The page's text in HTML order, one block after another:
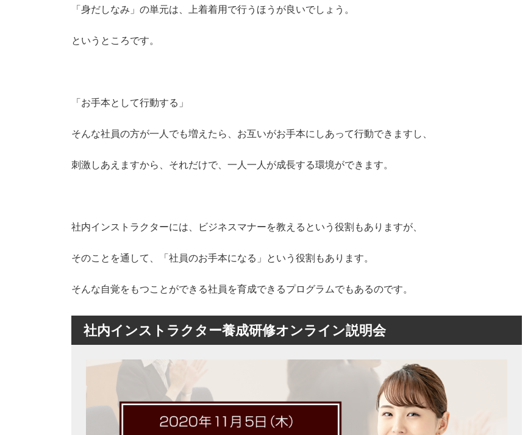
「身だしなみ」の単元は、上着着用で行うほうが良いでしょう。
というところです。
「お手本として行動する」
そんな社員の方が一人でも増えたら、お互いがお手本にしあって行動できますし、
刺激しあえますから、それだけで、一人一人が成長する環境ができます。
社内インストラクターには、ビジネスマナーを教えるという役割もありますが、
そのことを通して、「社員のお手本になる」という役割もあります。
そんな自覚をもつことができる社員を育成できるプログラムでもあるのです。
社内インストラクター養成研修オンライン説明会